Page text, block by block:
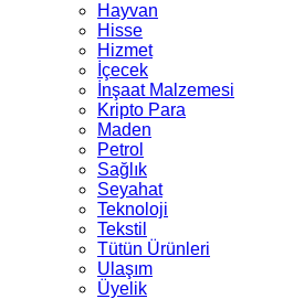
Hayvan
Hisse
Hizmet
İçecek
İnşaat Malzemesi
Kripto Para
Maden
Petrol
Sağlık
Seyahat
Teknoloji
Tekstil
Tütün Ürünleri
Ulaşım
Üyelik